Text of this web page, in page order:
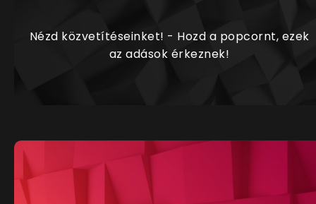
Nézd közvetítéseinket! - Hozd a popcornt, ezek
az adások érkeznek!